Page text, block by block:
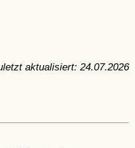
aktualisiert: 24.07.2026